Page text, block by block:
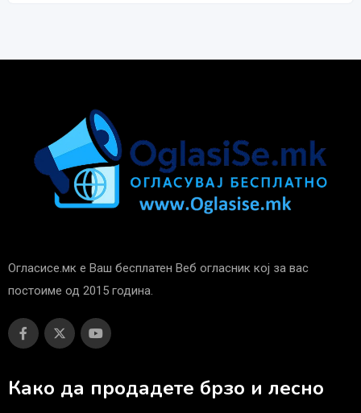
Огласисе.мк е Ваш бесплатен Веб огласник кој за вас
постоиме од 2015 година.
Како да продадете брзо и лесно